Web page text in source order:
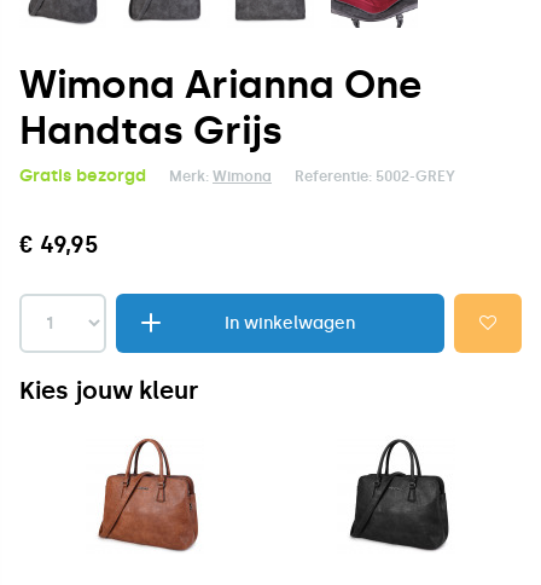
Wimona Arianna One
Handtas Grijs
Gratis bezorgd Merk: Wimona Referentie: 5002-GREY
€ 49,95
In winkelwagen
Kies jouw kleur